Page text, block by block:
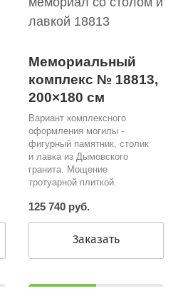
Мемориальный
комплекс № 18813,
200×180 см
Вариант комплексного
оформления могилы -
фигурный памятник, столик
и лавка из Дымовского
гранита. Мощение
тротуарной плиткой.
125 740 руб.
Заказать